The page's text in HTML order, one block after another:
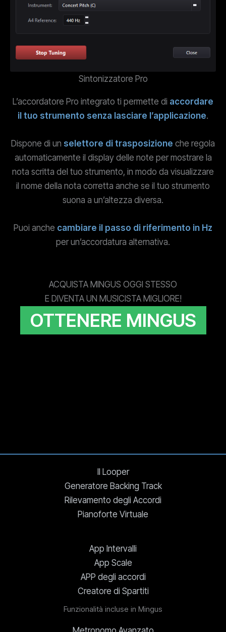
Sintonizzatore Pro
L’accordatore Pro integrato ti permette di accordare
il tuo strumento senza lasciare l’applicazione.
Dispone di un selettore di trasposizione che regola
automaticamente il display delle note per mostrare la
nota scritta del tuo strumento, in modo da visualizzare
il nome della nota corretta anche se il tuo strumento
suona a un’altezza diversa.
Puoi anche cambiare il passo di riferimento in Hz
per un’accordatura alternativa.
ACQUISTA MINGUS OGGI STESSO
E DIVENTA UN MUSICISTA MIGLIORE!
OTTENERE MINGUS
Il Looper
Generatore Backing Track
Rilevamento degli Accordi
Pianoforte Virtuale
App Intervalli
App Scale
APP degli accordi
Creatore di Spartiti
Funzionalità incluse in Mingus